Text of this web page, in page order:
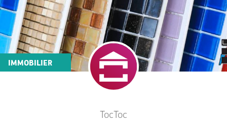
IMMOBILIER
TocToc